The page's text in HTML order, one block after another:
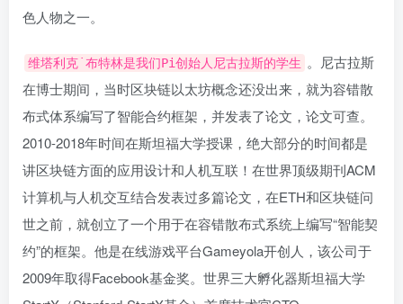
色人物之一。
维塔利克˙布特林是我们Pi创始人尼古拉斯的学生 。尼古拉斯
在博士期间，当时区块链以太坊概念还没出来，就为容错散
布式体系编写了智能合约框架，并发表了论文，论文可查。
2010-2018年时间在斯坦福大学授课，绝大部分的时间都是
讲区块链方面的应用设计和人机互联！在世界顶级期刊ACM
计算机与人机交互结合发表过多篇论文，在ETH和区块链问
世之前，就创立了一个用于在容错散布式系统上编写“智能契
约”的框架。他是在线游戏平台Gameyola开创人，该公司于
2009年取得Facebook基金奖。世界三大孵化器斯坦福大学